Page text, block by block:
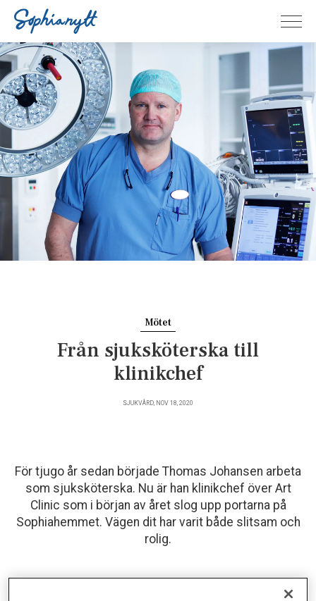
Mötet
Från sjuksköterska till
klinikchef
SJUKVÅRD, NOV 18, 2020
För tjugo år sedan började Thomas Johansen arbeta
som sjuksköterska. Nu är han klinikchef över Art
Clinic som i början av året slog upp portarna på
Sophiahemmet. Vägen dit har varit både slitsam och
rolig.